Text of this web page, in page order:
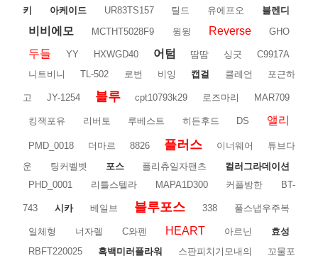
키
아케이드 UR83TS157 틸드 유에프오 블렌디
비비에모 MCTHT5028F9 윙윙 Reverse GHO
두들 YY HXWGD40 어텀 땀땀 싱긋
C9917A
니트비니
TL-502 로번 비잉 캡걸 클레언 포근하
고 JY-1254 블루 cpt10793k29 로즈마리 MAR709
킹잭포유 리버토 루베스트 히든후드 DS 앨리
PMD_0018 더마르 8826 플러스 이너웨어
튜브다
운
팅커벨벳 포스 플리츄일자팬츠
컬러그라데이션
PHD_0001
리틀스텔라 MAPA1D300 커플방한 BT-
743 시카 베일브 블루포스 338 풀스냅우주복
일체형 너자렐 C와펜 HEART 아르닌
효성
RBFT220025
흑백미러플라워 스판피치기모내의
꼬물포